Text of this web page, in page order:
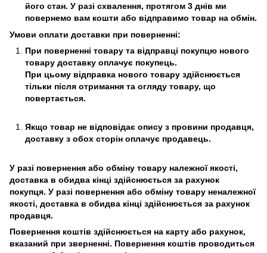
його стан. У разі схвалення, протягом 3 днів ми
повернемо вам кошти або відправимо товар на обмін.
Умови оплати доставки при поверненні:
При поверненні товару та відправці покупцю нового
товару доставку оплачує покупець.
При цьому відправка нового товару здійснюється
тільки після отримання та огляду товару, що
повертається.
Якщо товар не відповідає опису з провини продавця,
доставку з обох сторін оплачує продавець.
У разі повернення або обміну товару належної якості,
доставка в обидва кінці здійснюється за рахунок
покупця. У разі повернення або обміну товару неналежної
якості, доставка в обидва кінці здійснюється за рахунок
продавця.
Повернення коштів здійснюється на карту або рахунок,
вказаний при зверненні. Повернення коштів проводиться